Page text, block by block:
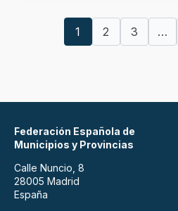
1 2 3 …
Federación Española de
Municipios y Provincias
Calle Nuncio, 8
28005 Madrid
España